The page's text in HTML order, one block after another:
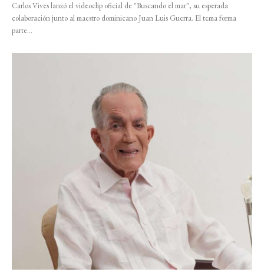
Carlos Vives lanzó el videoclip oficial de "Buscando el mar", su esperada
colaboración junto al maestro dominicano Juan Luis Guerra. El tema forma
parte...